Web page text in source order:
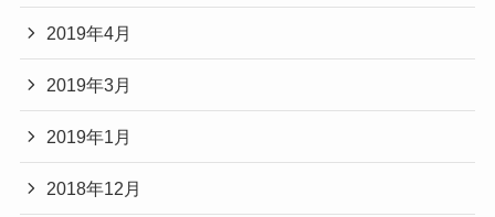
2019年4月
2019年3月
2019年1月
2018年12月